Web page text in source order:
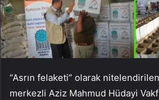
“Asrın felaketi” olarak
merkezli Aziz Mahmud Hüdayi